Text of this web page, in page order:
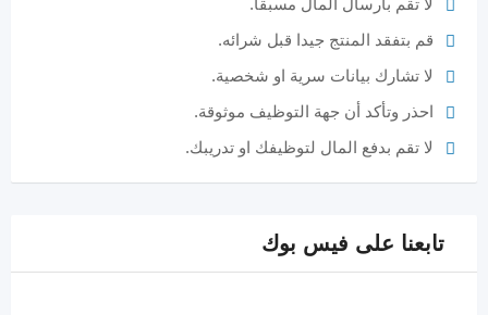
لا تقم بارسال المال مسبقا.
قم بتفقد المنتج جيدا قبل شرائه.
لا تشارك بيانات سرية او شخصية.
احذر وتأكد أن جهة التوظيف موثوقة.
لا تقم بدفع المال لتوظيفك او تدريبك.
تابعنا على فيس بوك